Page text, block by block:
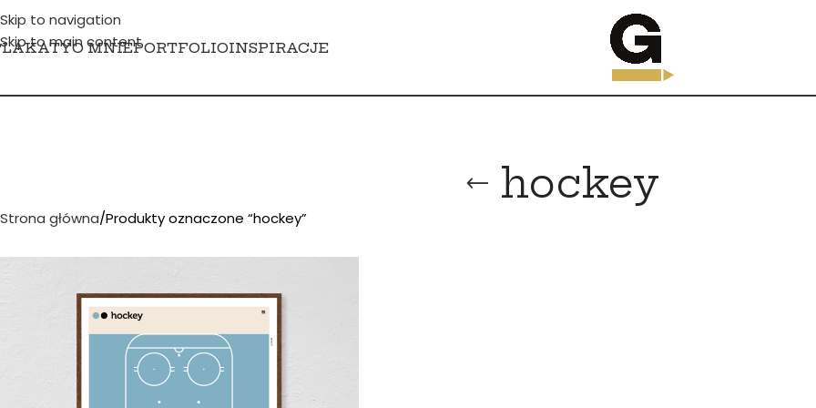
Skip to navigation
Skip to main content
O MNIEPORTFOLIOINSPIRACJE
hockey
Strona główna Produkty oznaczone “hockey”